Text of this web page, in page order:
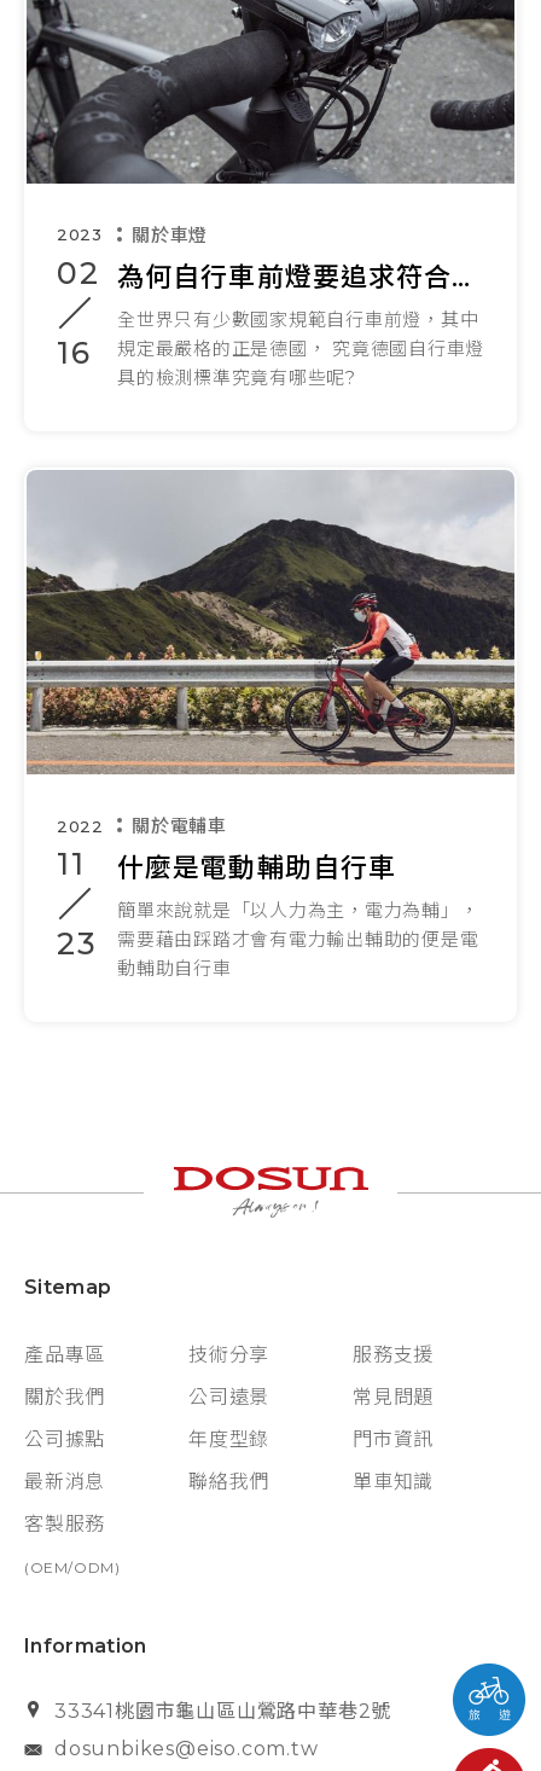
2023 關於車燈
02
16
為何自行車前燈要追求符合德國自行車燈具檢測標準 ( StVZO ) ?
全世界只有少數國家規範自行車前燈，其中
規定最嚴格的正是德國， 究竟德國自行車燈
具的檢測標準究竟有哪些呢?
2022 關於電輔車
11
23
什麼是電動輔助自行車
簡單來說就是「以人力為主，電力為輔」，
需要藉由踩踏才會有電力輸出輔助的便是電
動輔助自行車
Sitemap
產品專區 技術分享
服務支援
關於我們
公司遠景
常見問題
公司據點
年度型錄
門市資訊
最新消息
聯絡我們
單車知識
客製服務
(OEM/ODM)
Information
33341桃園市龜山區山鶯路中華巷2號
dosunbikes@eiso.com.tw